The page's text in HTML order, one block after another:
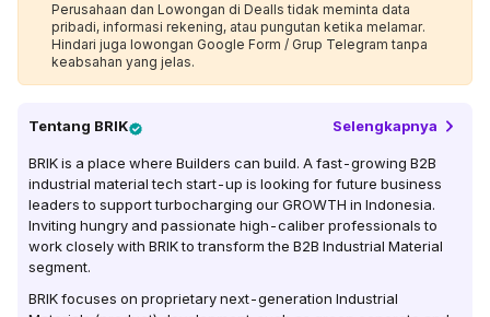
Perusahaan dan Lowongan di Dealls tidak meminta data
pribadi, informasi rekening, atau pungutan ketika melamar.
Hindari juga lowongan Google Form / Grup Telegram tanpa
keabsahan yang jelas.
Tentang BRIK Selengkapnya
BRIK is a place where Builders can build. A fast-growing B2B
industrial material tech start-up is looking for future business
leaders to support turbocharging our GROWTH in Indonesia.
Inviting hungry and passionate high-caliber professionals to
work closely with BRIK to transform the B2B Industrial Material
segment.
BRIK focuses on proprietary next-generation Industrial